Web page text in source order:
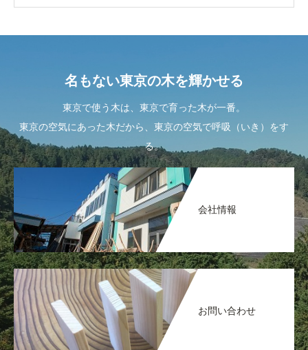
名もない東京の木を輝かせる
東京で使う木は、東京で育った木が一番。
東京の空気にあった木だから、東京の空気で呼吸（いき）をす
る。
会社情報
お問い合わせ